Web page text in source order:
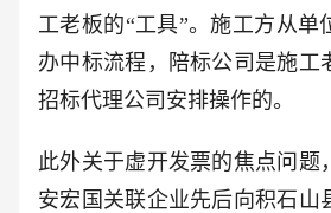
工老板的“工具”。施工方从单
办中标流程，陪标公司是施工
招标代理公司安排操作的。
此外关于虚开发票的焦点问题
安宏国关联企业先后向积石山